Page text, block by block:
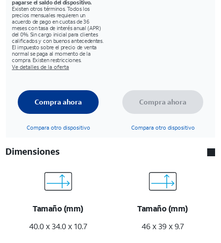
pagarse el saldo del dispositivo.
Existen otros términos. Todos los
precios mensuales requieren un
acuerdo de pago en cuotas de 36
meses con tasa de interés anual (APR)
del 0%. Sin cargo inicial para clientes
calificados y con buenos antecedentes.
El impuesto sobre el precio de venta
normal se paga al momento de la
compra. Existen restricciones.
Ve detalles de la oferta
Compra ahora
Compara otro dispositivo
Compra ahora
Compara otro dispositivo
Dimensiones
Tamaño (mm)
40.0 x 34.0 x 10.7
Tamaño (mm)
46 x 39 x 9.7